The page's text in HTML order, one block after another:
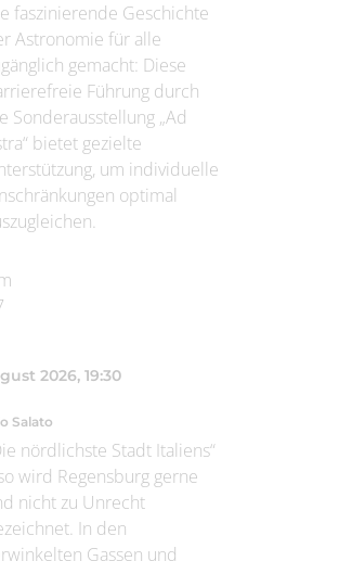
faszinierende Geschichte
Astronomie für alle
gemacht: Diese
Führung durch
Sonderausstellung „Ad
bietet gezielte
um individuelle
optimal
2026, 19:30
Salato
nördlichste Stadt Italiens“
wird Regensburg gerne
nicht zu Unrecht
In den
Gassen und